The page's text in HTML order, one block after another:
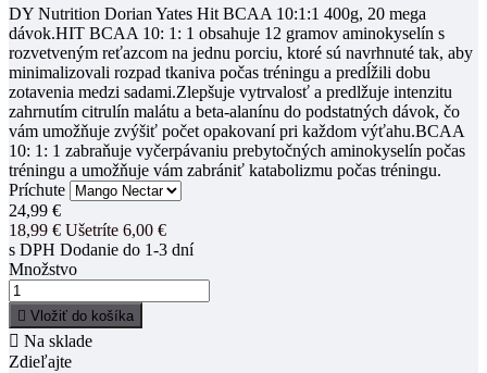
DY Nutrition Dorian Yates Hit BCAA 10:1:1 400g, 20 mega
dávok.HIT BCAA 10: 1: 1 obsahuje 12 gramov aminokyselín s
rozvetveným reťazcom na jednu porciu, ktoré sú navrhnuté tak, aby
minimalizovali rozpad tkaniva počas tréningu a predĺžili dobu
zotavenia medzi sadami.Zlepšuje vytrvalosť a predlžuje intenzitu
zahrnutím citrulín malátu a beta-alanínu do podstatných dávok, čo
vám umožňuje zvýšiť počet opakovaní pri každom výťahu.BCAA
10: 1: 1 zabraňuje vyčerpávaniu prebytočných aminokyselín počas
tréningu a umožňuje vám zabrániť katabolizmu počas tréningu.
Príchute
24,99 €
18,99 € Ušetríte 6,00 €
s DPH Dodanie do 1-3 dní
Množstvo
 Vložiť do košíka
 Na sklade
Zdieľajte